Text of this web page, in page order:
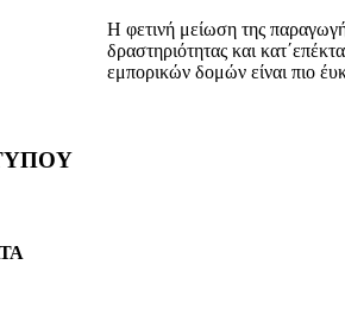
H φετινή μείωση της
δραστηριότητας και
εμπορικών δομών είναι πιο